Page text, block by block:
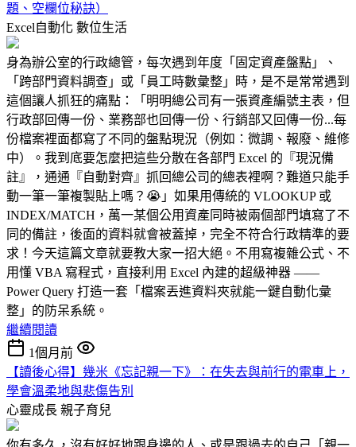
題、空欄位秘訣）
Excel自動化 數位生活
身為辦公室的行政總管，每次遇到年度「固定資產盤點」、
「跨部門資料調查」或「員工時數彙整」時，是不是常常遇到
這個讓人抓狂的痛點：「明明總公司有一張資產編號主表，但
行政部回傳一份、業務部也回傳一份、行銷部又回傳一份...每
份檔案裡面都寫了不同的盤點現況（例如：微調、報廢、維修
中）。我到底要怎麼把這些分散在各部門 Excel 的『現況備
註』，通通『自動對齊』抓回總公司的總表裡啊？難道只能手
動一筆一筆複製貼上嗎？😭」如果用傳統的 VLOOKUP 或
INDEX/MATCH，萬一某個公用資產同時被兩個部門填寫了不
同的備註，後面的資料就會被蓋掉，完全不符合行政精準的要
求！今天這篇文章就要教大家一招大絕。不用寫複雜公式、不
用懂 VBA 寫程式，直接利用 Excel 內建的超級神器 ——
Power Query 打造一套「檔案丟進資料夾就能一鍵自動化彙
整」的防呆系統。
繼續閱讀
1個月前
【讀後心得】幾米《忘記親一下》：在失去與前行的電車上，
學會溫柔地與悲傷告別
心靈成長 親子育兒